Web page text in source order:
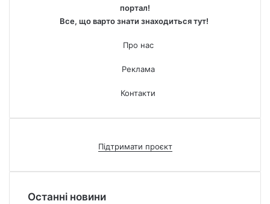
портал!
Все, що варто знати знаходиться тут!
Про нас
Реклама
Контакти
Підтримати проєкт
Останні новини